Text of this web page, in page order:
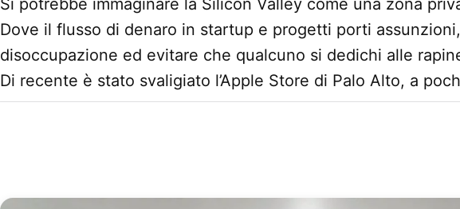
Si potrebbe immaginare la Silicon Valley come una zona
Dove il flusso di denaro in startup e progetti porti
disoccupazione ed evitare che qualcuno si dedichi alle
Di recente è stato svaligiato l’Apple Store di Palo Alto, a